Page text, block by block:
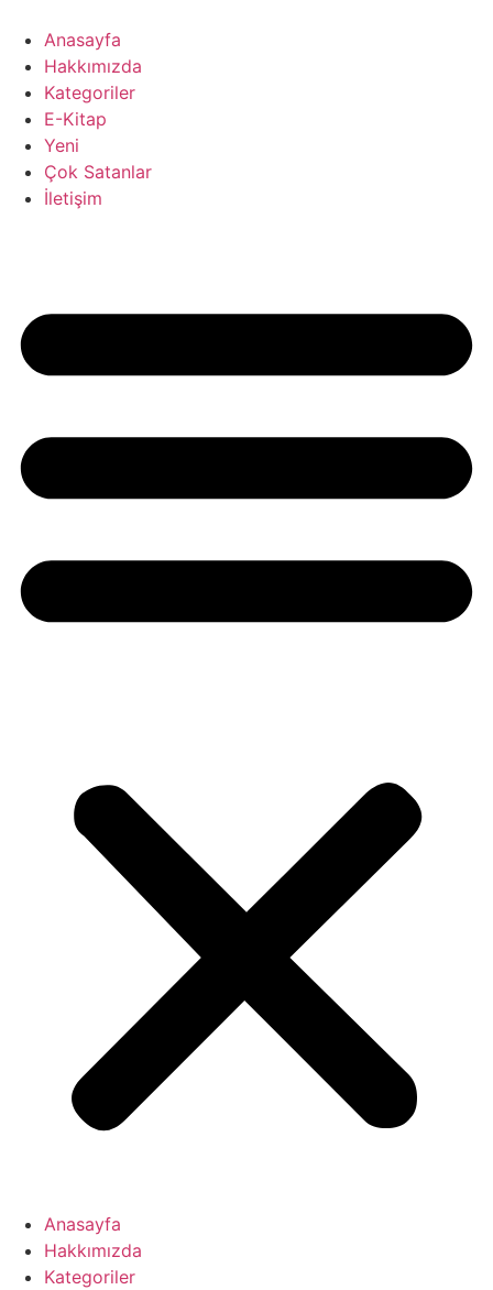
atla
Anasayfa
Hakkımızda
Kategoriler
E-Kitap
Yeni
Çok Satanlar
İletişim
Anasayfa
Hakkımızda
Kategoriler